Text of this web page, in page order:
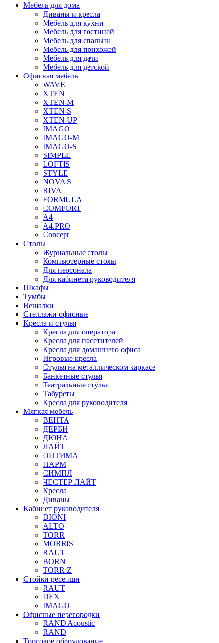
Мебель для дома
Диваны и кресла
Мебель для кухни
Мебель для гостиной
Мебель для спальни
Мебель для прихожей
Мебель для дачи
Мебель для детской
Офисная мебель
WAVE
XTEN
XTEN-M
XTEN-S
XTEN-UP
IMAGO
IMAGO-M
IMAGO-S
SIMPLE
LOFTIS
STYLE
NOVA S
RIVA
FORMULA
COMFORT
A4
A4.PRO
Concept
Столы
Журнальные столы
Компьютерные столы
Для персонала
Для кабинета руководителя
Шкафы
Тумбы
Вешалки
Стеллажи офисные
Кресла и стулья
Кресла для оператора
Кресла для посетителей
Кресла для домашнего офиса
Игровые кресла
Стулья на металлическом каркасе
Банкетные стулья
Театральные стулья
Табуреты
Кресла для руководителя
Мягкая мебель
ВЕНТА
ДЕРБИ
ДЮНА
ЛАЙТ
ОПТИМА
ПАРМ
СИМПЛ
ЧЕСТЕР ЛАЙТ
Кресла
Диваны
Кабинет руководителя
DIONI
ALTO
TORR
MORRIS
RAUT
BORN
TORR-Z
Стойки ресепшн
RAUT
DEX
IMAGO
Офисные перегородки
RAND Acoustic
RAND
Торговое оборудование